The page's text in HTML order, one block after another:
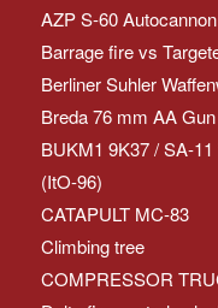
AZP S-60 Autocannon
Barrage fire vs
Berliner Suhler
Breda 76 mm AA
BUKM1 9K37 / SA-11
(ItO-96)
CATAPULT MC-83
Climbing tree
COMPRESSOR